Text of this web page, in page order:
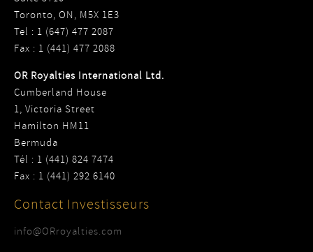
Toronto, ON, M5X 1E3
Tel : 1 (647) 477 2087
Fax : 1 (441) 477 2088
OR Royalties International Ltd.
Cumberland House
1, Victoria Street
Hamilton HM11
Bermuda
Tél : 1 (441) 824 7474
Fax : 1 (441) 292 6140
Contact Investisseurs
info@ORroyalties.com